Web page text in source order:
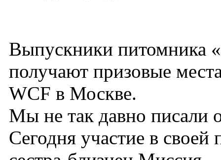
Выпускники питомника
получают призовые
WCF в Москве.
Мы не так давно писали
Сегодня участие в своей